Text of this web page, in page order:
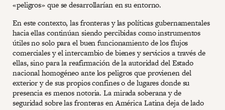
«peligros» que se desarrollarían en su entorno.
En este contexto, las fronteras y las políticas gubernamentales
hacia ellas continúan siendo percibidas como instrumentos
útiles no solo para el buen funcionamiento de los flujos
comerciales y el intercambio de bienes y servicios a través de
ellas, sino para la reafirmación de la autoridad del Estado
nacional homogéneo ante los peligros que provienen del
exterior y de sus propios confines o de lugares donde su
presencia es menos notoria. La mirada soberana y de
seguridad sobre las fronteras en América Latina deja de lado